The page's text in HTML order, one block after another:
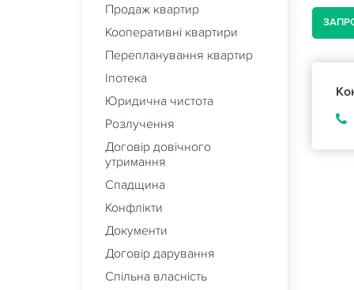
Продаж квартир
Кооперативні квартири
Перепланування квартир
Іпотека
Юридична чистота
Розлучення
Договір довічного
утримання
Спадщина
Конфлікти
Документи
Договір дарування
Спільна власність